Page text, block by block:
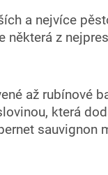
l
á
í
p
r
v
a nejvíce
některá z
až rubínové
která